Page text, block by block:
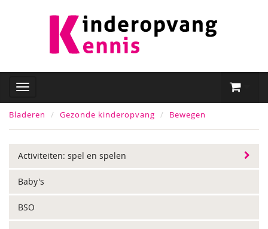
Bladeren Gezonde kinderopvang Bewegen
Activiteiten: spel en spelen
Baby's
BSO